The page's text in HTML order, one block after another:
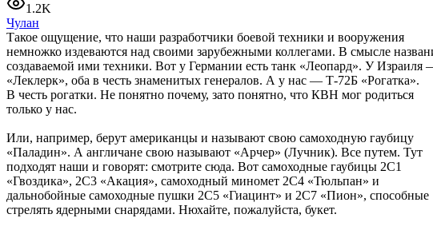
1.2K
Чулан
Такое ощущение, что наши разработчики боевой техники и вооружения
немножко издеваются над своими зарубежными коллегами. В смысле
создаваемой ими техники. Вот у Германии есть танк «Леопард». У
«Леклерк», оба в честь знаменитых генералов. А у нас — Т-72Б «Рогатка».
В честь рогатки. Не понятно почему, зато понятно, что КВН мог родиться
только у нас.
Или, например, берут американцы и называют свою самоходную гаубицу
«Паладин». А англичане свою называют «Арчер» (Лучник). Все путем. Тут
подходят наши и говорят: смотрите сюда. Вот самоходные гаубицы 2С1
«Гвоздика», 2С3 «Акация», самоходный миномет 2С4 «Тюльпан» и
дальнобойные самоходные пушки 2С5 «Гиацинт» и 2С7 «Пион», способные
стрелять ядерными снарядами. Нюхайте, пожалуйста, букет.